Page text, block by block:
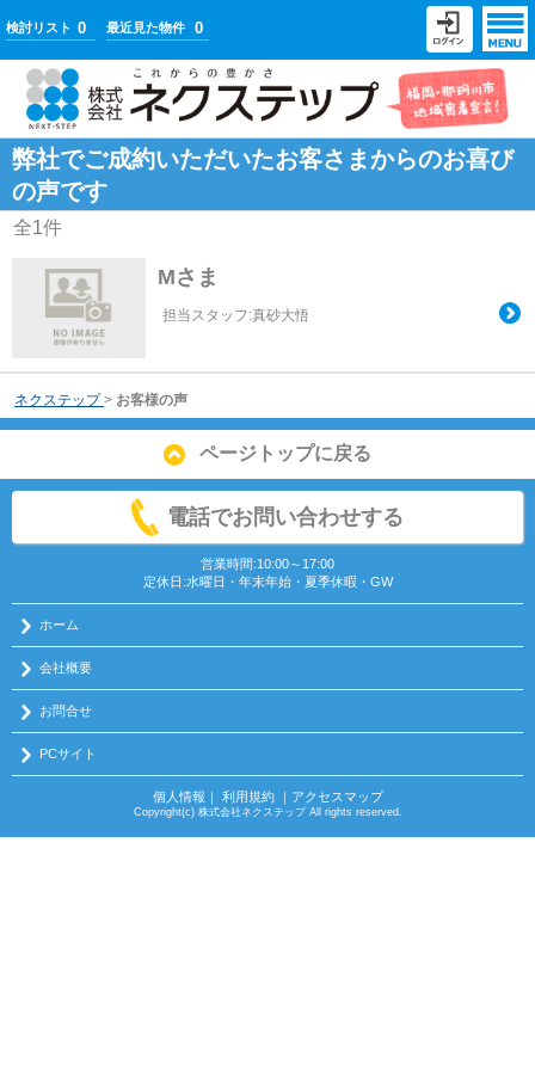
検討リスト 0 最近見た物件 0
弊社でご成約いただいたお客さまからのお喜び
の声です
全1件
Mさま
担当スタッフ:真砂大悟
ネクステップ > お客様の声
ページトップに戻る
電話でお問い合わせする
営業時間:10:00～17:00
定休日:水曜日・年末年始・夏季休暇・GW
ホーム
会社概要
お問合せ
PCサイト
個人情報 ｜ 利用規約｜ アクセスマップ
Copyright(c) 株式会社ネクステップ All rights reserved.